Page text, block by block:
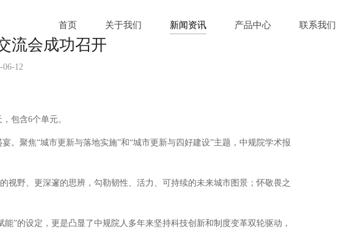
首页 关于我们 新闻资讯 产品中心 联系我们
流会成功召开
06-12
包含6个单元。
聚焦“城市更新与落地实施”和“城市更新与四好建设”主题，中规院学术报
野、更深邃的思辨，勾勒韧性、活力、可持续的未来城市图景；怀敬畏之
的设定，更是凸显了中规院人多年来坚持科技创新和制度变革双轮驱动，